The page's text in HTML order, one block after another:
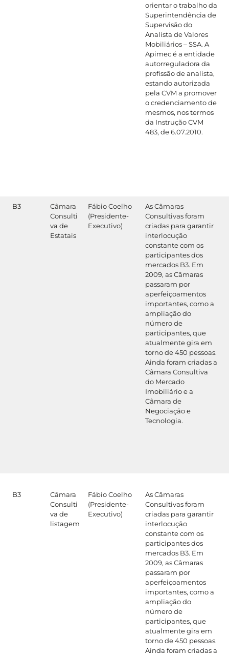
orientar o trabalho da
Superintendência de
Supervisão do
Analista de Valores
Mobiliários – SSA. A
Apimec é a entidade
autorreguladora da
profissão de analista,
estando autorizada
pela CVM a promover
o credenciamento de
mesmos, nos termos
da Instrução CVM
483, de 6.07.2010.
B3
Câmara
Consulti
va de
Estatais
Fábio Coelho
(Presidente-
Executivo)
As Câmaras
Consultivas foram
criadas para garantir
interlocução
constante com os
participantes dos
mercados B3. Em
2009, as Câmaras
passaram por
aperfeiçoamentos
importantes, como a
ampliação do
número de
participantes, que
atualmente gira em
torno de 450 pessoas.
Ainda foram criadas a
Câmara Consultiva
do Mercado
Imobiliário e a
Câmara de
Negociação e
Tecnologia.
B3
Câmara
Consulti
va de
listagem
Fábio Coelho
(Presidente-
Executivo)
As Câmaras
Consultivas foram
criadas para garantir
interlocução
constante com os
participantes dos
mercados B3. Em
2009, as Câmaras
passaram por
aperfeiçoamentos
importantes, como a
ampliação do
número de
participantes, que
atualmente gira em
torno de 450 pessoas.
Ainda foram criadas a